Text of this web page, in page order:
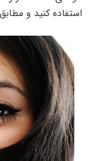
استفاده کنید و